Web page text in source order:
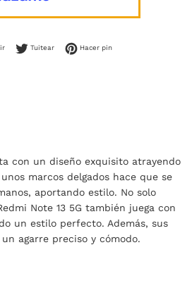
Compartir en Facebook
TuitearTuitear en Twitter
Hacer pinPinear en Pinterest
con un diseño exquisito atrayendo
marcos delgados hace que se
aportando estilo. No solo
Note 13 5G también juega con
un estilo perfecto. Además, sus
agarre preciso y cómodo.